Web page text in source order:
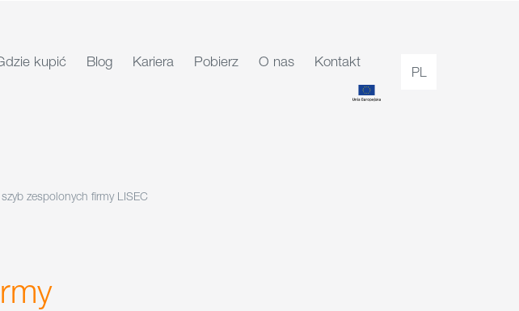
kupić Blog Kariera Pobierz O nas Kontakt
PL
zespolonych firmy LISEC